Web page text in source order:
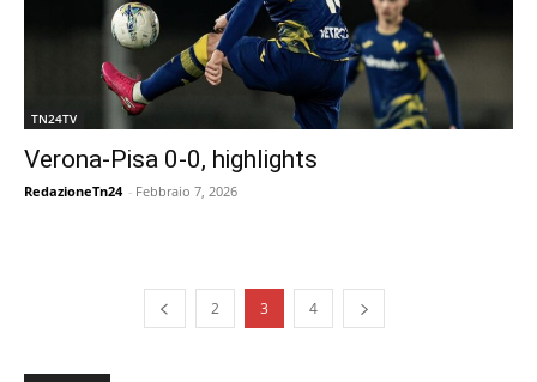
TN24TV
Verona-Pisa 0-0, highlights
RedazioneTn24 - Febbraio 7, 2026
2 3 4